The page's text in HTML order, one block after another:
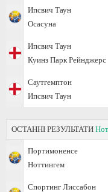
Ипсвич Таун
Осасуна
Ипсвич Таун
Куинз Парк Рейнджерс
Саутгемптон
Ипсвич Таун
ОСТАННІ РЕЗУЛЬТАТИ
Портимоненсе
Ноттингем
Спортинг Лиссабон